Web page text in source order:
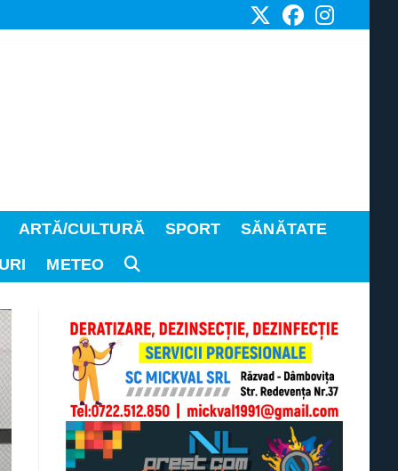
ARTĂ/CULTURĂ SPORT
SĂNĂTATE
METEO TOGGLE
SEARCH